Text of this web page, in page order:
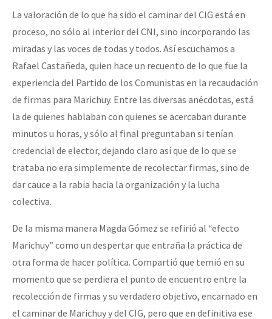
La valoración de lo que ha sido el caminar del CIG está en
proceso, no sólo al interior del CNI, sino incorporando las
miradas y las voces de todas y todos. Así escuchamos a
Rafael Castañeda, quien hace un recuento de lo que fue la
experiencia del Partido de los Comunistas en la recaudación
de firmas para Marichuy. Entre las diversas anécdotas, está
la de quienes hablaban con quienes se acercaban durante
minutos u horas, y sólo al final preguntaban si tenían
credencial de elector, dejando claro así que de lo que se
trataba no era simplemente de recolectar firmas, sino de
dar cauce a la rabia hacia la organización y la lucha
colectiva.
De la misma manera Magda Gómez se refirió al “efecto
Marichuy” como un despertar que entraña la práctica de
otra forma de hacer política. Compartió que temió en su
momento que se perdiera el punto de encuentro entre la
recolección de firmas y su verdadero objetivo, encarnado en
el caminar de Marichuy y del CIG, pero que en definitiva ese